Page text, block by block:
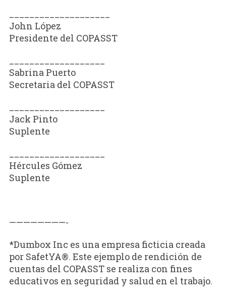
John López
Presidente del COPASST
Sabrina Puerto
Secretaria del COPASST
Jack Pinto
Suplente
Hércules Gómez
Suplente
————————-
*Dumbox Inc es una empresa ficticia creada
por SafetYA®. Este ejemplo de rendición de
cuentas del COPASST se realiza con fines
educativos en seguridad y salud en el trabajo.